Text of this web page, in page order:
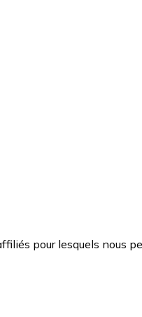
pour lesquels nous